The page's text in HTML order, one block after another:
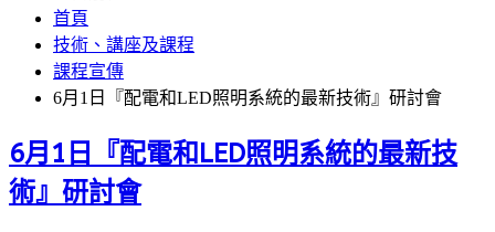
首頁
技術、講座及課程
課程宣傳
6月1日『配電和LED照明系統的最新技術』研討會
6月1日『配電和LED照明系統的最新技
術』研討會